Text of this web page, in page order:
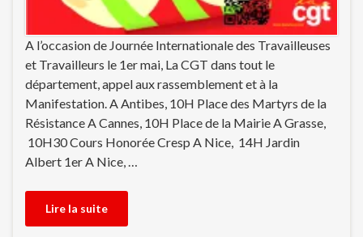
A l’occasion de Journée Internationale des Travailleuses
et Travailleurs le 1er mai, La CGT dans tout le
département, appel aux rassemblement et à la
Manifestation. A Antibes, 10H Place des Martyrs de la
Résistance A Cannes, 10H Place de la Mairie A Grasse,
10H30 Cours Honorée Cresp A Nice, 14H Jardin
Albert 1er A Nice, …
Lire la suite